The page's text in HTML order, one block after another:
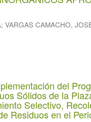
; VARGAS CAMACHO,
del
Sólidos de la
Selectivo,
Residuos en el